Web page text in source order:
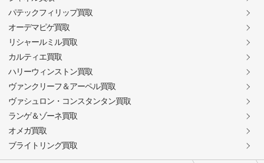
パテックフィリップ買取
オーデマピゲ買取
リシャールミル買取
カルティエ買取
ハリーウィンストン買取
ヴァンクリーフ＆アーペル買取
ヴァシュロン・コンスタンタン買取
ランゲ＆ゾーネ買取
オメガ買取
ブライトリング買取